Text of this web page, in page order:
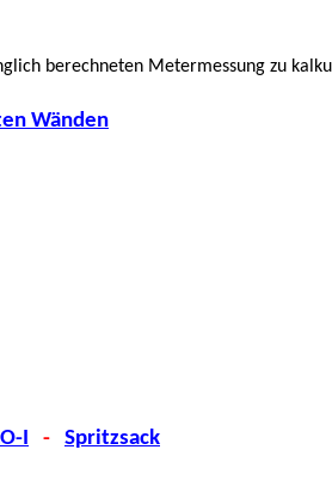
berechneten Metermessung zu
Wänden
I - Spritzsack